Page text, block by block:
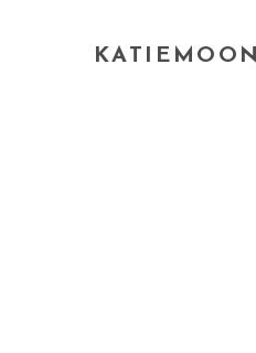
KATIEMOON